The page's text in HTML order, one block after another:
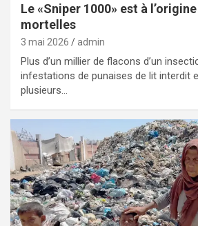
Le «Sniper 1000» est à
mortelles
3 mai 2026 admin
Plus d’un millier de flacons d’un
infestations de punaises de lit interdit
plusieurs…